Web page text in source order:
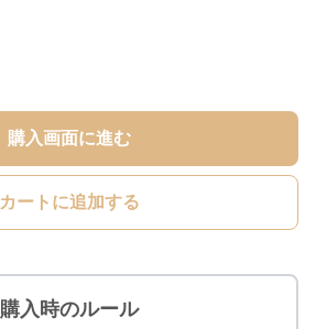
購入画面に進む
カートに追加する
購入時のルール